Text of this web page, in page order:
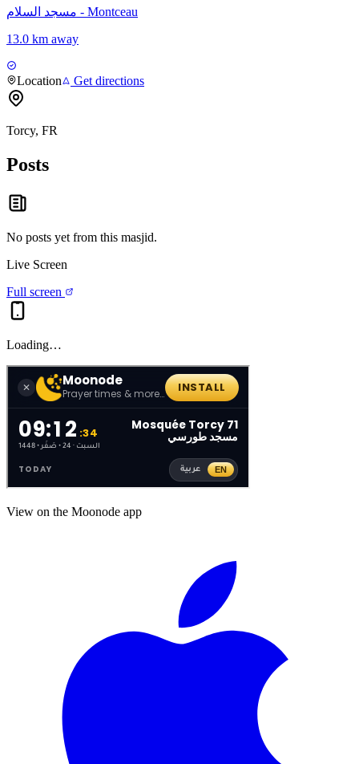
مسجد السلام - Montceau
13.0 km away
Location Get directions
Torcy, FR
Posts
No posts yet from this masjid.
Live Screen
Full screen
Loading…
View on the Moonode app